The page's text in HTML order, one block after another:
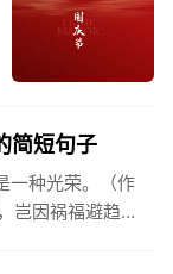
简短句子
一种光荣。（作
岂因祸福避趋